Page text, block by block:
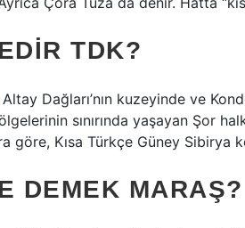
TDK?
Dağları’nın kuzeyinde ve
sınırında yaşayan Şor
göre, Kısa Türkçe Güney Sibirya
DEMEK MARAŞ?